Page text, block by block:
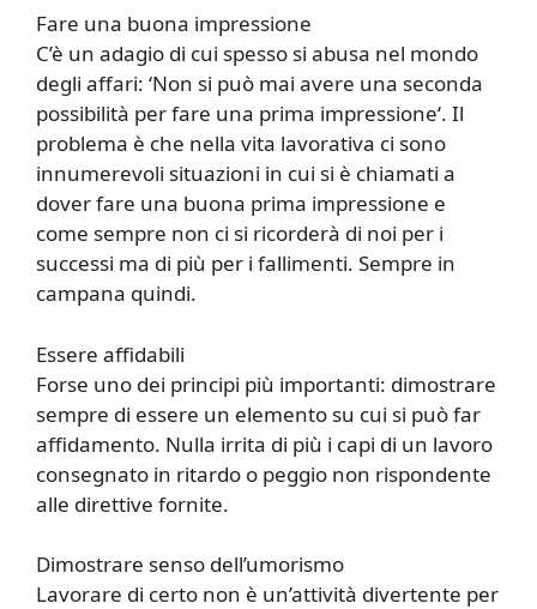
Fare una buona impressione
C’è un adagio di cui spesso si abusa nel mondo
degli affari: ‘Non si può mai avere una seconda
possibilità per fare una prima impressione‘. Il
problema è che nella vita lavorativa ci sono
innumerevoli situazioni in cui si è chiamati a
dover fare una buona prima impressione e
come sempre non ci si ricorderà di noi per i
successi ma di più per i fallimenti. Sempre in
campana quindi.
Essere affidabili
Forse uno dei principi più importanti: dimostrare
sempre di essere un elemento su cui si può far
affidamento. Nulla irrita di più i capi di un lavoro
consegnato in ritardo o peggio non rispondente
alle direttive fornite.
Dimostrare senso dell’umorismo
Lavorare di certo non è un’attività divertente per